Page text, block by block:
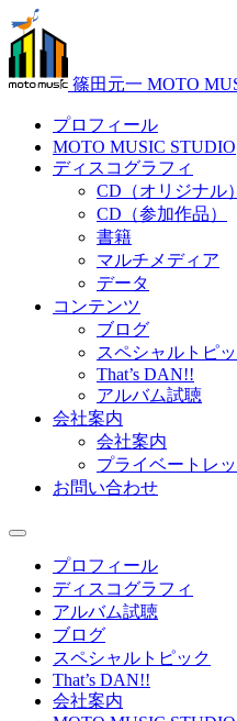
篠田元一 MOTO
プロフィール
MOTO MUSIC STUDIO
ディスコグラフィ
CD（オリジナル）
CD（参加作品）
書籍
マルチメディア
データ
コンテンツ
ブログ
スペシャルトピ
That’s DAN!!
アルバム試聴
会社案内
会社案内
プライベートレ
お問い合わせ
プロフィール
ディスコグラフィ
アルバム試聴
ブログ
スペシャルトピック
That’s DAN!!
会社案内